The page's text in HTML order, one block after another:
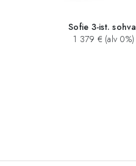
Sofie 3-ist. sohva
1 379 € (alv 0%)